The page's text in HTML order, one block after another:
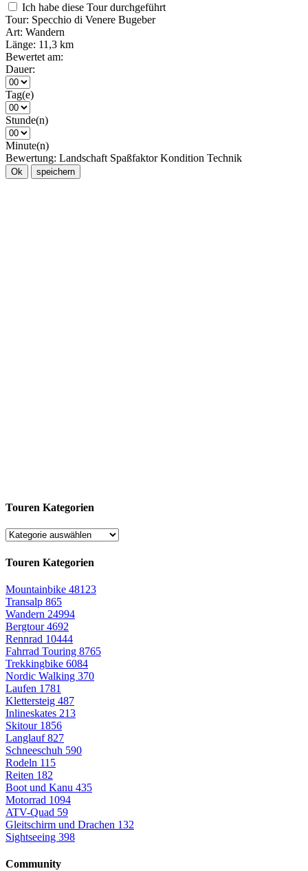
Ich habe diese Tour durchgeführt
Tour: Specchio di Venere Bugeber
Art: Wandern
Länge: 11,3 km
Bewertet am:
Dauer:
Tag(e)
Stunde(n)
Minute(n)
Bewertung: Landschaft Spaßfaktor Kondition Technik
Ok speichern
Touren Kategorien
Touren Kategorien
Mountainbike 48123
Transalp 865
Wandern 24994
Bergtour4692
Rennrad 10444
Fahrrad Touring 8765
Trekkingbike 6084
Nordic Walking 370
Laufen 1781
Klettersteig 487
Inlineskates 213
Skitour 1856
Langlauf827
Schneeschuh 590
Rodeln 115
Reiten 182
Boot und Kanu 435
Motorrad 1094
ATV-Quad 59
Gleitschirm und Drachen 132
Sightseeing 398
Community